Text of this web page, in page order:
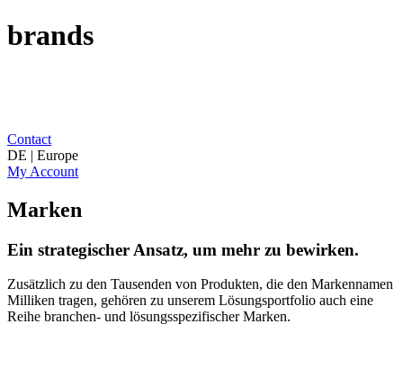
brands
Contact
DE | Europe
My Account
Marken
Ein strategischer Ansatz, um mehr zu bewirken.
Zusätzlich zu den Tausenden von Produkten, die den Markennamen
Milliken tragen, gehören zu unserem Lösungsportfolio auch eine
Reihe branchen- und lösungsspezifischer Marken.